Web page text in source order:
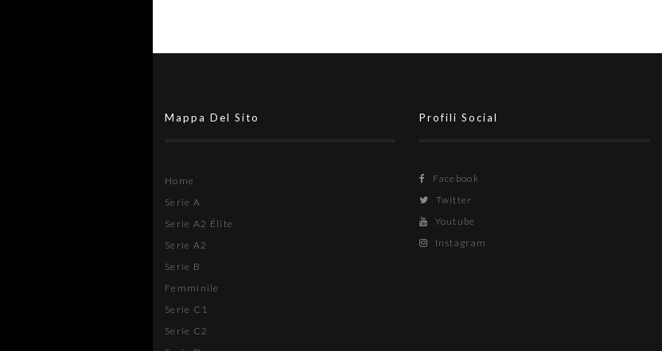
Mappa Del Sito
Home
Serie A
Serie A2 Élite
Serie A2
Serie B
Femminile
Serie C1
Serie C2
Profili Social
Facebook
Twitter
Youtube
Instagram